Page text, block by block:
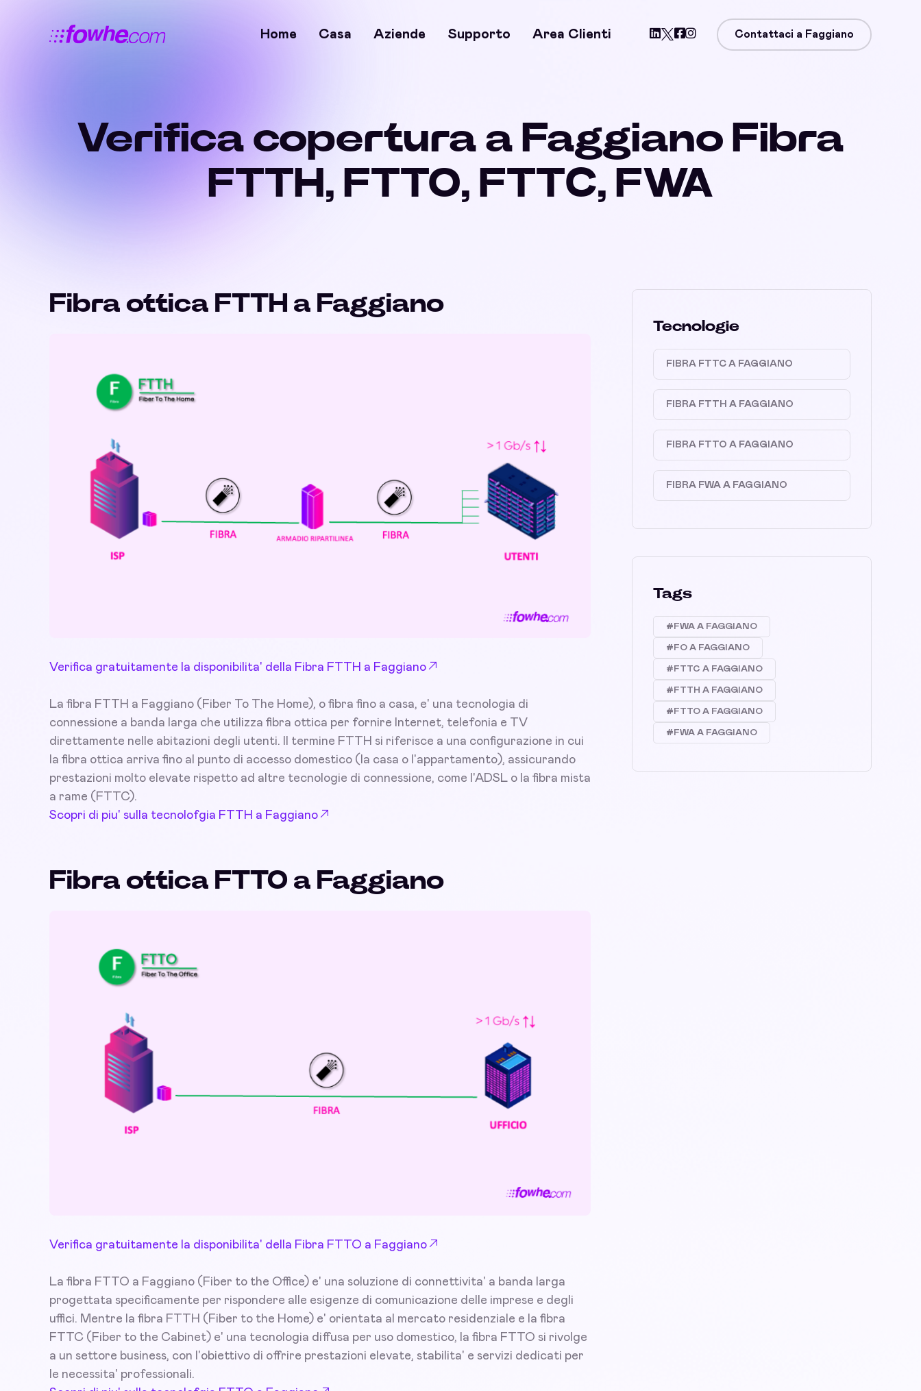
Home Casa Aziende Supporto Area Clienti Contattaci a Faggiano
Verifica copertura a Faggiano Fibra
FTTH, FTTO, FTTC, FWA
Fibra ottica FTTH a Faggiano
Verifica gratuitamente la disponibilita' della Fibra FTTH a Faggiano
La fibra FTTH a Faggiano (Fiber To The Home), o fibra fino a casa, e' una tecnologia di
connessione a banda larga che utilizza fibra ottica per fornire Internet, telefonia e TV
direttamente nelle abitazioni degli utenti. Il termine FTTH si riferisce a una configurazione in cui
la fibra ottica arriva fino al punto di accesso domestico (la casa o l'appartamento), assicurando
prestazioni molto elevate rispetto ad altre tecnologie di connessione, come l'ADSL o la fibra mista
a rame (FTTC).
Scopri di piu' sulla tecnolofgia FTTH a Faggiano
Fibra ottica FTTO a Faggiano
Verifica gratuitamente la disponibilita' della Fibra FTTO a Faggiano
La fibra FTTO a Faggiano (Fiber to the Office) e' una soluzione di connettivita' a banda larga
progettata specificamente per rispondere alle esigenze di comunicazione delle imprese e degli
uffici. Mentre la fibra FTTH (Fiber to the Home) e' orientata al mercato residenziale e la fibra
FTTC (Fiber to the Cabinet) e' una tecnologia diffusa per uso domestico, la fibra FTTO si rivolge
a un settore business, con l'obiettivo di offrire prestazioni elevate, stabilita' e servizi dedicati per
le necessita' professionali.
Tecnologie
FIBRA FTTC A FAGGIANO
FIBRA FTTH A FAGGIANO
FIBRA FTTO A FAGGIANO
FIBRA FWA A FAGGIANO
Tags
#FWA A FAGGIANO
#FO A FAGGIANO
#FTTC A FAGGIANO
#FTTH A FAGGIANO
#FTTO A FAGGIANO
#FWA A FAGGIANO